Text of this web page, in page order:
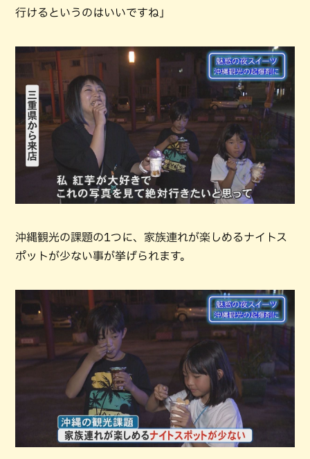
行けるというのはいいですね」
沖縄観光の課題の1つに、家族連れが楽しめるナイトス
ポットが少ない事が挙げられます。